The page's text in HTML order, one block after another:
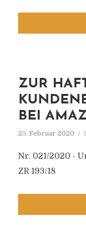
ZUR
BEI
25. Februar 2020
Nr. 021/2020 -
ZR 193/18